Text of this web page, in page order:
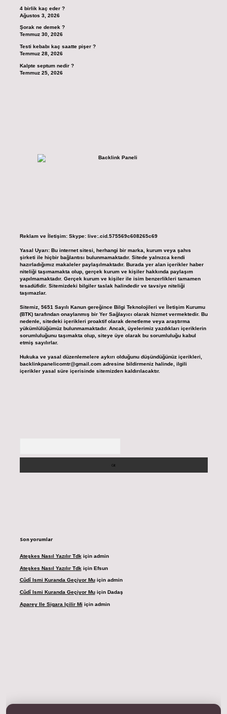
4 birlik kaç eder ?
Ağustos 3, 2026
Şorak ne demek ?
Temmuz 30, 2026
Testi kebabı kaç saatte pişer ?
Temmuz 28, 2026
Kalpte septum nedir ?
Temmuz 25, 2026
Reklam ve İletişim: Skype: live:.cid.575569c608265c69
Yasal Uyarı: Bu internet sitesi, herhangi bir marka, kurum veya şahıs
şirketi ile hiçbir bağlantısı bulunmamaktadır. Sitede yalnızca kendi
hazırladığımız makaleler paylaşılmaktadır. Burada yer alan içerikler haber
niteliği taşımamakta olup, gerçek kurum ve kişiler hakkında paylaşım
yapılmamaktadır. Gerçek kurum ve kişiler ile isim benzerlikleri tamamen
tesadüfidir. Sitemizdeki bilgiler taslak halindedir ve tavsiye niteliği
taşımazlar.
Sitemiz, 5651 Sayılı Kanun gereğince Bilgi Teknolojileri ve İletişim Kurumu
(BTK) tarafından onaylanmış bir Yer Sağlayıcı olarak hizmet vermektedir. Bu
nedenle, sitedeki içerikleri proaktif olarak denetleme veya araştırma
yükümlülüğümüz bulunmamaktadır. Ancak, üyelerimiz yazdıkları içeriklerin
sorumluluğunu taşımakta olup, siteye üye olarak bu sorumluluğu kabul
etmiş sayılırlar.
Hukuka ve yasal düzenlemelere aykırı olduğunu düşündüğünüz içerikleri,
backlinkpanelicomtr@gmail.comadresine bildirmeniz halinde, ilgili
içerikler yasal süre içerisinde sitemizden kaldırılacaktır.
Son yorumlar
Ateşkes Nasıl Yazılır Tdk için admin
Ateşkes Nasıl Yazılır Tdk için Efsun
Cûdî Ismi Kuranda Geçiyor Muiçin admin
Cûdî Ismi Kuranda Geçiyor Muiçin Dadaş
Aparey Ile Sigara Içilir Mi için admin